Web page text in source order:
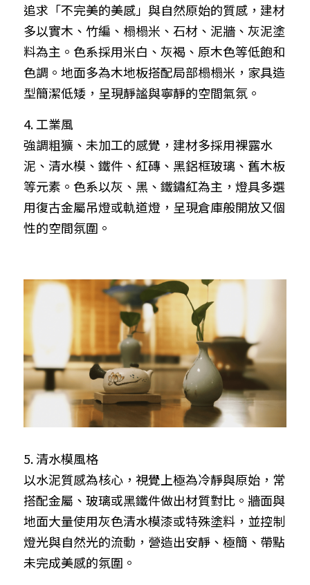
追求「不完美的美感」與自然原始的質感，建材
多以實木、竹編、榻榻米、石材、泥牆、灰泥塗
料為主。色系採用米白、灰褐、原木色等低飽和
色調。地面多為木地板搭配局部榻榻米，家具造
型簡潔低矮，呈現靜謐與寧靜的空間氣氛。
4. 工業風
強調粗獷、未加工的感覺，建材多採用裸露水
泥、清水模、鐵件、紅磚、黑鋁框玻璃、舊木板
等元素。色系以灰、黑、鐵鏽紅為主，燈具多選
用復古金屬吊燈或軌道燈，呈現倉庫般開放又個
性的空間氛圍。
5. 清水模風格
以水泥質感為核心，視覺上極為冷靜與原始，常
搭配金屬、玻璃或黑鐵件做出材質對比。牆面與
地面大量使用灰色清水模漆或特殊塗料，並控制
燈光與自然光的流動，營造出安靜、極簡、帶點
未完成美感的氛圍。